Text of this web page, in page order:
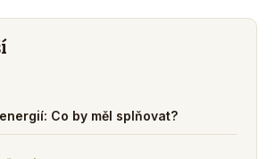
Co by měl splňovat?